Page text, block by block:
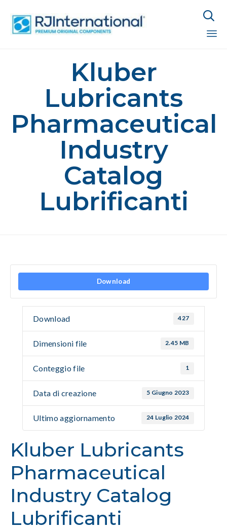

Kluber
Lubricants
Pharmaceutical
Industry
Catalog
Lubrificanti
Download
Download 427
Dimensioni file 2.45 MB
Conteggio file 1
Data di creazione 5 Giugno 2023
Ultimo aggiornamento 24 Luglio 2024
Kluber Lubricants
Pharmaceutical
Industry Catalog
Lubrificanti